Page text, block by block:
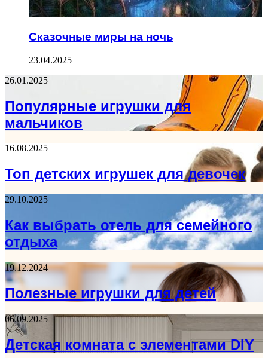
Сказочные миры на ночь
23.04.2025
26.01.2025
Популярные игрушки для
мальчиков
16.08.2025
Топ детских игрушек для девочек
29.10.2025
Как выбрать отель для семейного
отдыха
19.12.2024
Полезные игрушки для детей
06.09.2025
Детская комната с элементами DIY